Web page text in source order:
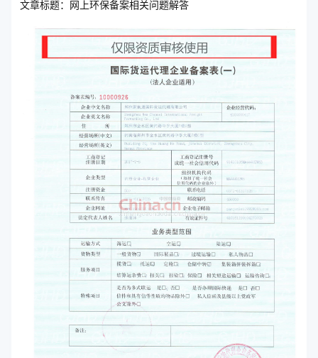
文章标题：网上环保备案相关问题解答